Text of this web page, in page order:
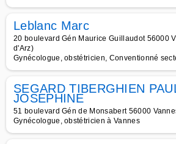
Leblanc Marc
20 boulevard Gén Maurice Guillaudot 56000
d'Arz)
Gynécologue, obstétricien, Conventionné
SEGARD TIBERGHIEN
JOSEPHINE
51 boulevard Gén de Monsabert 56000
Gynécologue, obstétricien à Vannes